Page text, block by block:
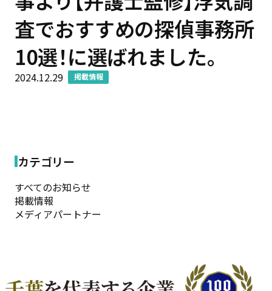
査でおすすめの探偵事務所
10選！に選ばれました。
2024.12.29 掲載情報
カテゴリー
すべてのお知らせ
掲載情報
メディアパートナー